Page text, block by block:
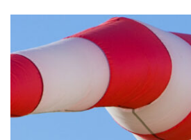
Weerbericht
Reinier van den Berg